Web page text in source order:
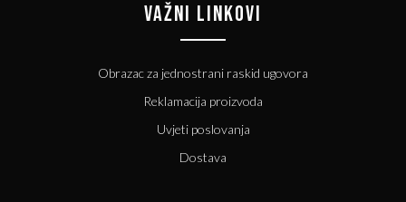
VAŽNI LINKOVI
Obrazac za jednostrani raskid ugovora
Reklamacija proizvoda
Uvjeti poslovanja
Dostava